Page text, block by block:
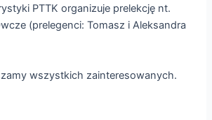
PTTK organizuje prelekcję nt.
(prelegenci: Tomasz i Aleksandra
wszystkich zainteresowanych.